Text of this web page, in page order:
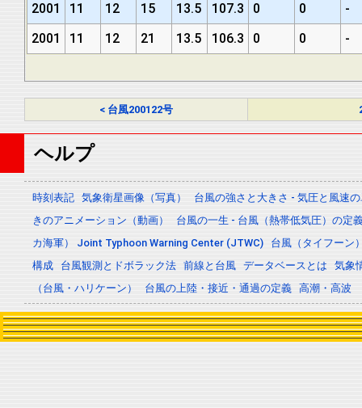
2001
11 12 15 13.5 107.3 0 0
-
2001
11 12 21 13.5 106.3 0 0 -
< 台風200122号
ヘルプ
時刻表記 気象衛星画像（写真）
台風の強さと大きさ - 気圧と風速
きのアニメーション（動画）
台風の一生 - 台風（熱帯低気圧）の定
カ海軍） Joint Typhoon Warning Center (JTWC)
台風（タイフーン
構成
台風観測とドボラック法 前線と台風 データベースとは
気象
（台風・ハリケーン）
台風の上陸・接近・通過の定義 高潮・高波